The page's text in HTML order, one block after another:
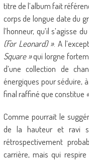
titre de l’album fait
corps de longue date du
l’honneur, qu’il s’agisse
(For Leonard) ». A
Square »qui lorgne
d’une collection de
énergiques pour séduire,
final raffiné que constitue
Comme pourrait le
de la hauteur et ravi
rétrospectivement
carrière, mais qui